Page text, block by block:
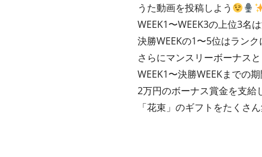
うた動画を投稿しよう
WEEK1〜WEEK3の上位3名
決勝WEEKの1〜5位はラン
さらにマンスリーボーナス
WEEK1〜決勝WEEKまでの
2万円のボーナス賞金を支給
「花束」のギフトをたくさ